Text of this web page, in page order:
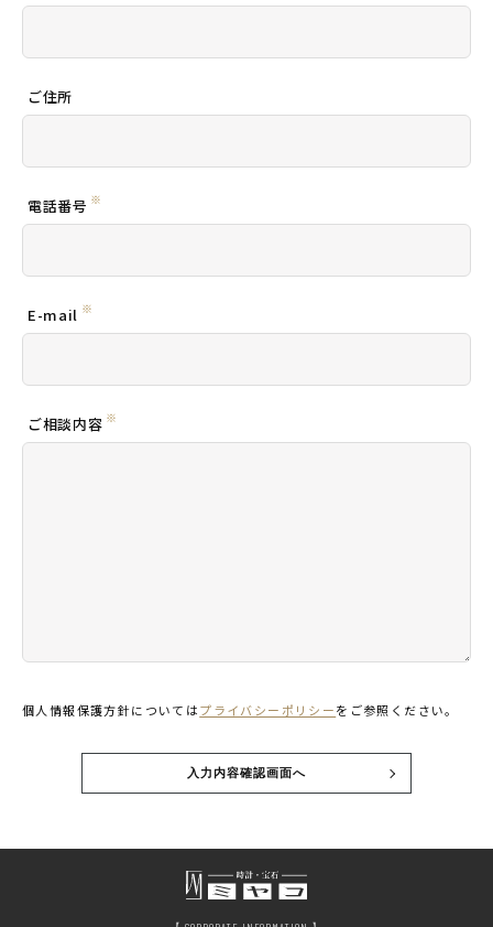
ご住所
電話番号※
E-mail ※
ご相談内容 ※
個人情報保護方針についてはプライバシーポリシーをご参照ください。
入力内容確認画面へ